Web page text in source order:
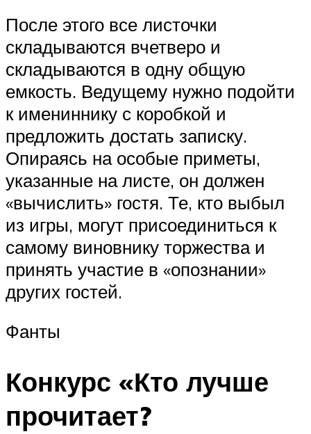
После этого все листочки
складываются вчетверо и
складываются в одну общую
емкость. Ведущему нужно подойти
к имениннику с коробкой и
предложить достать записку.
Опираясь на особые приметы,
указанные на листе, он должен
«вычислить» гостя. Те, кто выбыл
из игры, могут присоединиться к
самому виновнику торжества и
принять участие в «опознании»
других гостей.
Фанты
Конкурс «Кто лучше
прочитает?